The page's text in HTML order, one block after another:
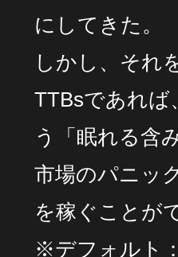
にしてきた。
しかし、それ
TTBsであれば
う「眠れる含
市場のパニッ
を稼ぐことが
※デフォルト